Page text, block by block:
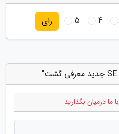
4
5 رای
ما درمیان بگذارید